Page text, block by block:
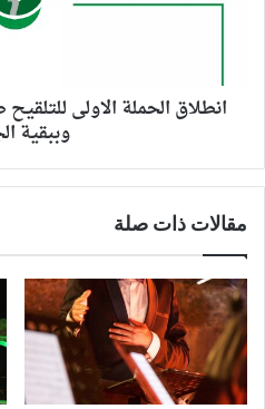
انطلاق الحملة الاولى
وببقية
مقالات ذات صلة